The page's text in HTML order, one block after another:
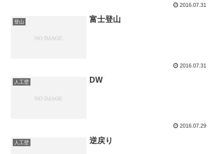
2016.07.31
登山 富士登山
2016.07.31
人工壁 DW
2016.07.29
人工壁 逆戻り